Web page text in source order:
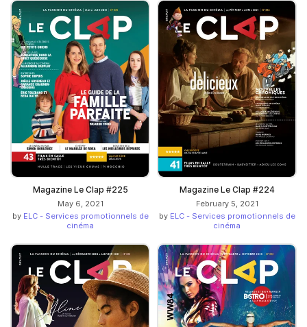
Magazine Le Clap #225
May 6, 2021
by ELC - Services promotionnels de
cinéma
Magazine Le Clap #224
February 5, 2021
by ELC - Services promotionnels de
cinéma